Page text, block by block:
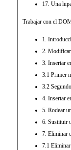
17. Una
Trabajar con el
1.
2.
3. Insertar
3.1 Primer
3.2
4. Insertar
5. Rodear
6. Sustituir
7. Eliminar
7.1